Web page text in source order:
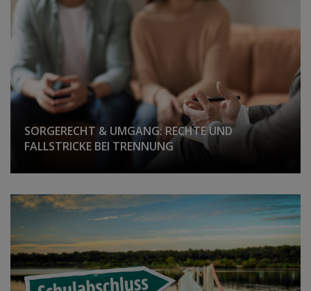
SORGERECHT & UMGANG: RECHTE UND
FALLSTRICKE BEI TRENNUNG